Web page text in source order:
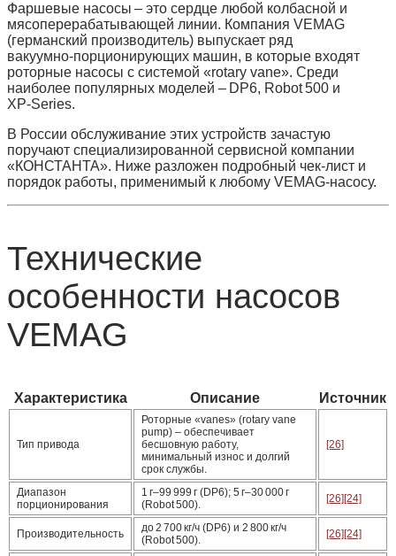
Фаршевые насосы – это сердце любой колбасной и
мясоперерабатывающей линии. Компания VEMAG
(германский производитель) выпускает ряд
вакуумно‑порционирующих машин, в которые входят
роторные насосы с системой «rotary vane». Среди
наиболее популярных моделей – DP6, Robot 500 и
XP‑Series.
В России обслуживание этих устройств зачастую
поручают специализированной сервисной компании
«КОНСТАНТА». Ниже разложен подробный чек‑лист и
порядок работы, применимый к любому VEMAG‑насосу.
Технические
особенности насосов
VEMAG
Характеристика Описание Источник
Тип привода
Роторные «vanes» (rotary vane
pump) – обеспечивает
бесшовную работу,
минимальный износ и долгий
срок службы.
[26]
Диапазон
порционирования
1 г–99 999 г (DP6); 5 г–30 000 г
(Robot 500).
[26] [24]
Производительность
до 2 700 кг/ч (DP6) и 2 800 кг/ч
(Robot 500).
[26] [24]